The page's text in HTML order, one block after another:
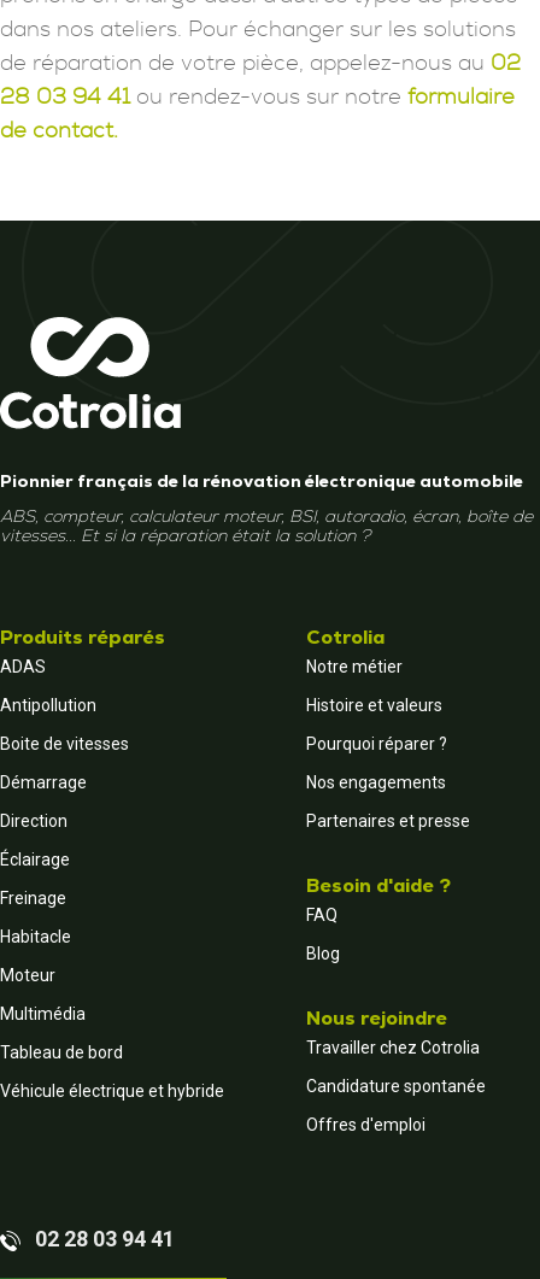
dans nos ateliers. Pour échanger sur les solutions
de réparation de votre pièce, appelez-nous au 02
28 03 94 41ou rendez-vous sur notre formulaire
de contact.
Pionnier français de la rénovation électronique automobile
ABS, compteur, calculateur moteur, BSI, autoradio, écran, boîte de
vitesses... Et si la réparation était la solution ?
Produits réparés
ADAS
Antipollution
Boite de vitesses
Démarrage
Direction
Éclairage
Freinage
Habitacle
Moteur
Multimédia
Tableau de bord
Véhicule électrique et hybride
Cotrolia
Notre métier
Histoire et valeurs
Pourquoi réparer ?
Nos engagements
Partenaires et presse
Besoin d'aide ?
FAQ
Blog
Nous rejoindre
Travailler chez Cotrolia
Candidature spontanée
Offres d'emploi
02 28 03 94 41